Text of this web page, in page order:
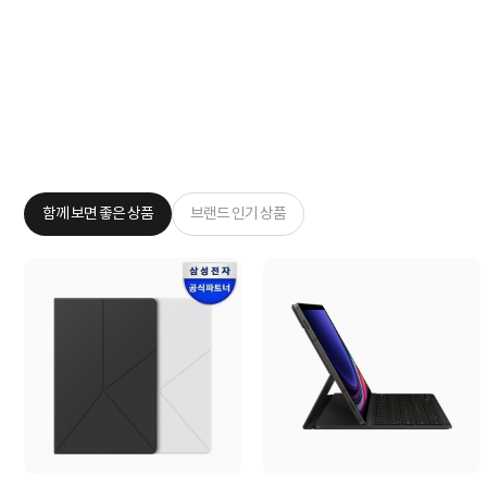
함께 보면 좋은 상품 브랜드 인기 상품